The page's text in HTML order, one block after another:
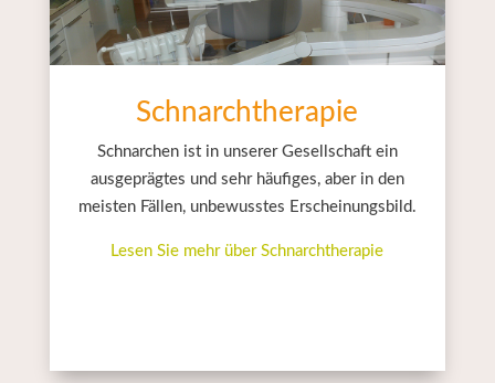
Schnarchtherapie
Schnarchen ist in unserer Gesellschaft ein
ausgeprägtes und sehr häufiges, aber in den
meisten Fällen, unbewusstes Erscheinungsbild.
Lesen Sie mehr über Schnarchtherapie